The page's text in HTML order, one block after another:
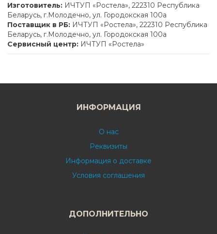
Изготовитель: ИЧТУП «Ростела», 222310 Республика
Беларусь, г.Молодечно, ул. Городокская 100а
Поставщик в РБ: ИЧТУП «Ростела», 222310 Республика
Беларусь, г.Молодечно, ул. Городокская 100а
Сервисный центр: ИЧТУП «Ростела»
ИНФОРМАЦИЯ
О нас
Реквизиты
Информация о доставке
Условия соглашения
ДОПОЛНИТЕЛЬНО